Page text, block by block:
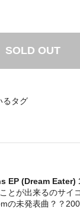
SOLD OUT
るタグ
EP (Dream Eater)
とが出来るのサイ
の未発表曲？？